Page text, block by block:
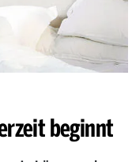
beginnt